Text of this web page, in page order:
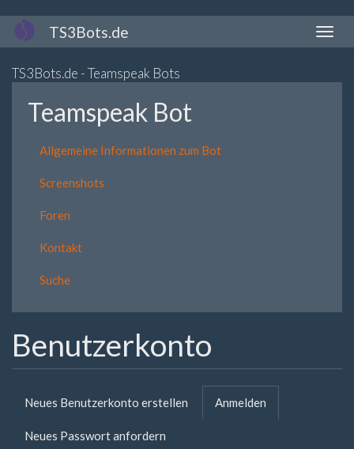
Direkt
zum
TS3Bots.de
TS3Bots.de - Teamspeak Bots
Teamspeak Bot
Allgemeine Informationen zum Bot
Screenshots
Foren
Kontakt
Suche
Benutzerkonto
Primäre
Reiter
Neues Benutzerkonto erstellen Anmelden
Reiter)
Neues Passwort anfordern